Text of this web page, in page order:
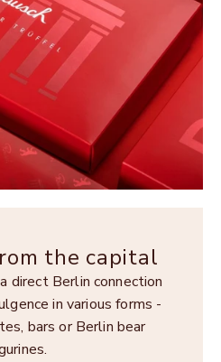
the capital
direct Berlin connection
in various forms -
bars or Berlin bear